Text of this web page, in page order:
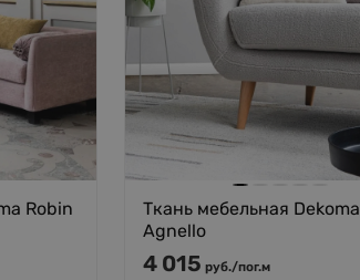
Robin
Ткань мебельная Dekoma
Agnello
4 015 руб./пог.м